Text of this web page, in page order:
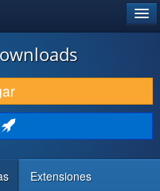
Extensiones